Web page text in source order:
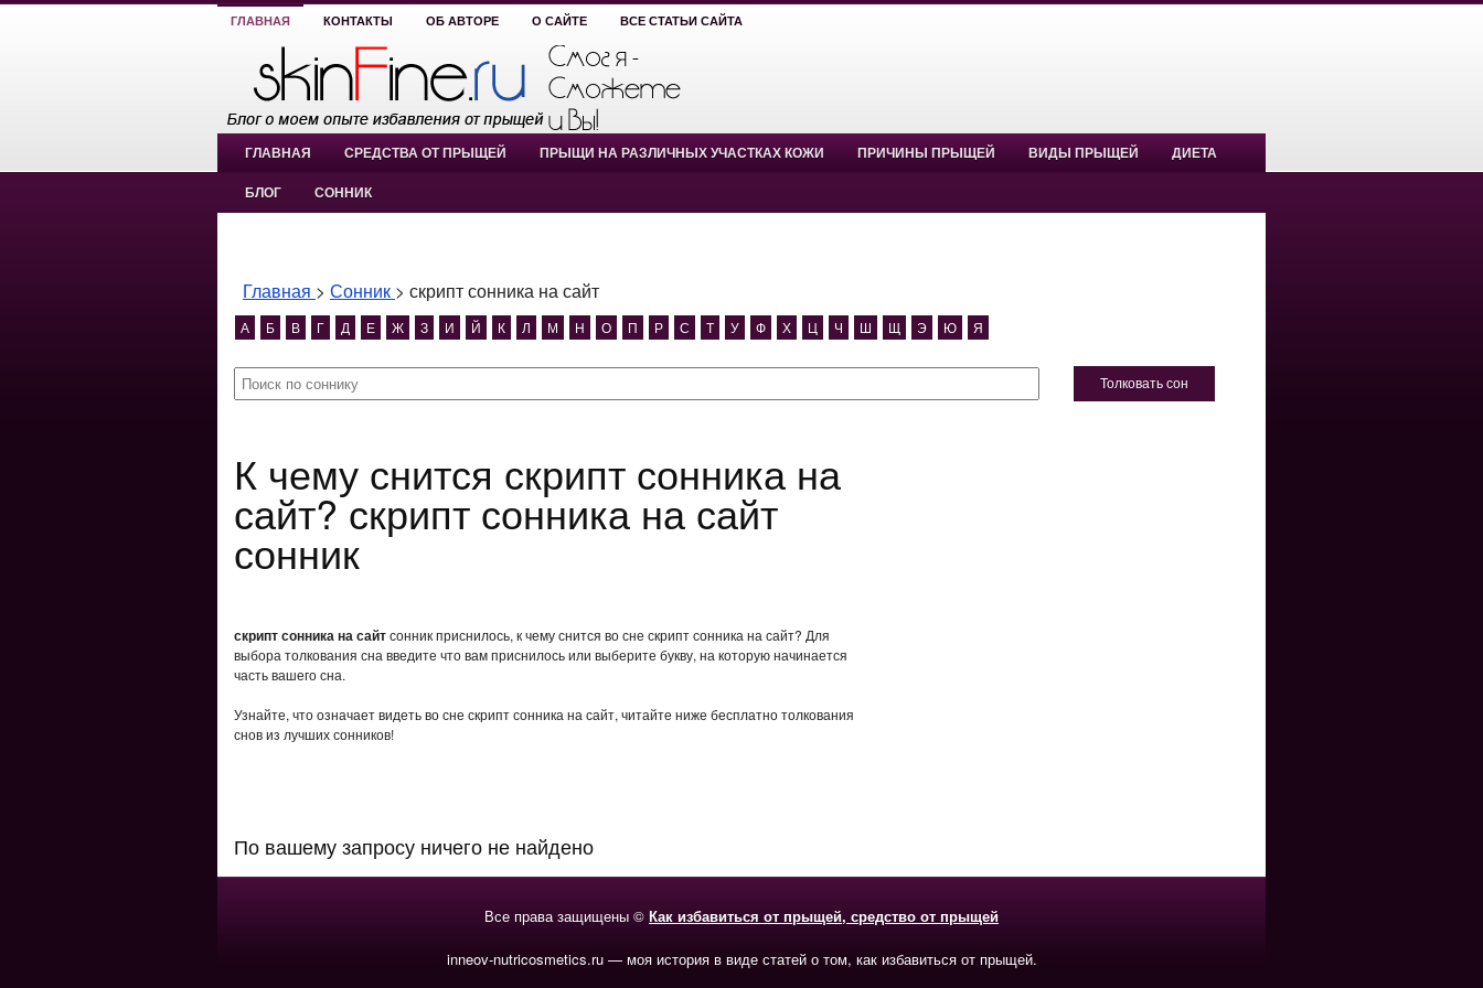
ГЛАВНАЯ КОНТАКТЫ ОБ АВТОРЕ О САЙТЕ ВСЕ СТАТЬИ САЙТА
ГЛАВНАЯ СРЕДСТВА ОТ ПРЫЩЕЙ ПРЫЩИ НА РАЗЛИЧНЫХ УЧАСТКАХ КОЖИ ПРИЧИНЫ ПРЫЩЕЙ ВИДЫ ПРЫЩЕЙ ДИЕТА
БЛОГ СОННИК
Главная > Сонник > скрипт сонника на сайт
А Б В Г Д Е Ж З И Й К Л М Н О П Р С Т У Ф Х Ц Ч Ш Щ Э Ю Я
Толковать сон
К чему снится скрипт сонника на
сайт? скрипт сонника на сайт
сонник
скрипт сонника на сайтсонник приснилось, к чему снится во сне скрипт сонника на сайт? Для
выбора толкования сна введите что вам приснилось или выберите букву, на которую начинается
часть вашего сна.
Узнайте, что означает видеть во сне скрипт сонника на сайт, читайте ниже бесплатно толкования
снов из лучших сонников!
По вашему запросу ничего не найдено
Все права защищены © Как избавиться от прыщей, средство от прыщей
inneov-nutricosmetics.ru — моя история в виде статей о том, как избавиться от прыщей.